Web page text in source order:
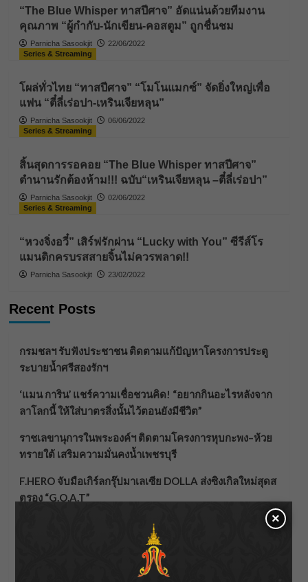
“The Blue Whisper ทาสปีศาจ” อัดแน่นด้วยทีมงาน
คุณภาพ “ผู้กำกับ-นักเขียน-คอสตูม” ถูกชื่นชม
Parnicha Sasookjit
22/06/2022
Series & Streaming
โผล่ทั่วไทย “ทาสปีศาจ” “โมโนแมกซ์” จัดยิ่งใหญ่เพื่อ
แฟน “ตี๋ลี่เร่อปา-เหรินเจียหลุน”
Parnicha Sasookjit
06/06/2022
Series & Streaming
สิ้นสุดการรอคอย “The Blue Whisper ทาสปีศาจ”
ตำนานรักต้องห้าม!!! ฉบับ“เหรินเจียหลุน –ตี๋ลี่เร่อปา”
Parnicha Sasookjit
02/06/2022
Series & Streaming
“หวงจิ่งอวี๋” เสิร์ฟรักผ่าน “Lucky with You” ซีรีส์โร
แมนติกครบรสสายจิ้นไม่ควรพลาด!!
Parnicha Sasookjit 23/02/2022
Recent Posts
กรมชลฯ รับฟังประชาชน ติดตามแก้ปัญหาโครงการประตู
ระบายน้ำศรีสองรักฯ
‘แมน การิน’ แชร์ความเชื่อชวนคิด! “อยากกินอะไรหลังจาก
ลาโลกนี้ ให้ใส่บาตรสิ่งนั้นไว้ตอนยังมีชีวิต”
ราชเลขานุการในพระองค์ฯ ติดตามโครงการหุบกะพง–ห้วย
ทรายใต้ เสริมความมั่นคงน้ำเพชรบุรี
F.HERO จับมือเกิร์ลกรุ๊ปมาเลเซีย DOLLA ส่งซิงเกิลใหม่สุดส
ตรอง “G.O.A.T”
กรมชลฯ เกาะติดฝนทั่วประเทศ เตรียมเครื่องจักรรับมือน้ำ
เดือดโค้งสุดท้าย! “ภณ ณวัสน์ – จีน่า ญีนา” ส่ง “ธาตรี” เรต
×